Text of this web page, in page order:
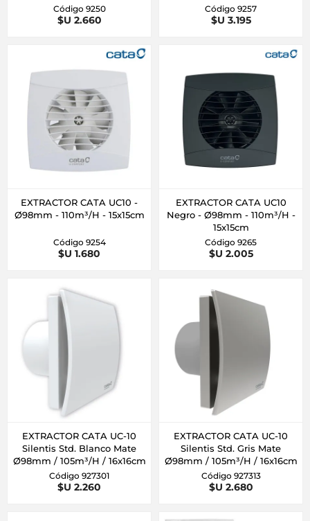
Código 9250
$U 2.660
Código 9257
$U 3.195
EXTRACTOR CATA UC10 -
Ø98mm - 110m³/H - 15x15cm
Código 9254
$U 1.680
EXTRACTOR CATA UC10
Negro - Ø98mm - 110m³/H -
15x15cm
Código 9265
$U 2.005
EXTRACTOR CATA UC-10
Silentis Std. Blanco Mate
Ø98mm / 105m³/H / 16x16cm
Código 927301
$U 2.260
EXTRACTOR CATA UC-10
Silentis Std. Gris Mate
Ø98mm / 105m³/H / 16x16cm
Código 927313
$U 2.680